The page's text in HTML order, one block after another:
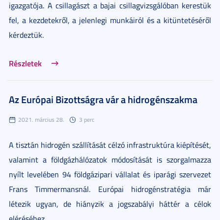
igazgatója. A csillagászt a bajai csillagvizsgálóban kerestük
fel, a kezdetekről, a jelenlegi munkáiról és a kitüntetéséről
kérdeztük.
Részletek
Az Európai Bizottságra vár a hidrogénszakma
2021. március 28. 3 perc
A tisztán hidrogén szállítását célzó infrastruktúra kiépítését,
valamint a földgázhálózatok módosítását is szorgalmazza
nyílt levelében 94 földgázipari vállalat és iparági szervezet
Frans Timmermansnál. Európai hidrogénstratégia már
létezik ugyan, de hiányzik a jogszabályi háttér a célok